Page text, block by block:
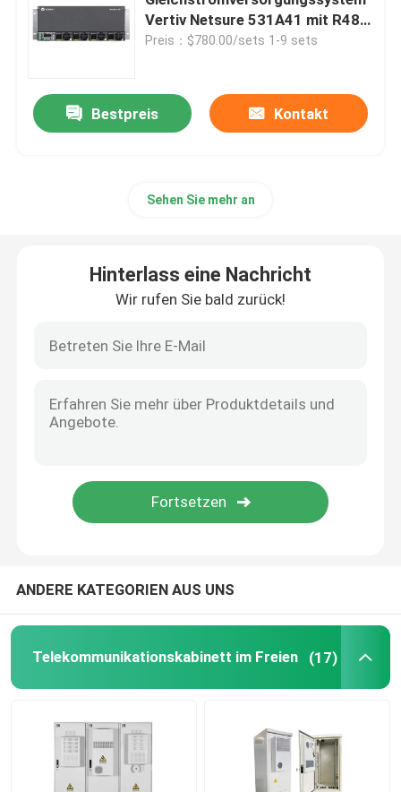
Telekommunikations-Hybridsystem
Modul für die Berichtigung
Telekommunikations-Lithium-Batterie
Vertiv Netsure 531A41 mit R48-
2000e3 Gerüstmodul
Preis：$780.00/sets 1-9 sets
Bestpreis Kontakt
Sehen Sie mehr an
Hinterlass eine Nachricht
Wir rufen Sie bald zurück!
ANDERE KATEGORIEN AUS UNS
Telekommunikationskabinett im Freien (17)